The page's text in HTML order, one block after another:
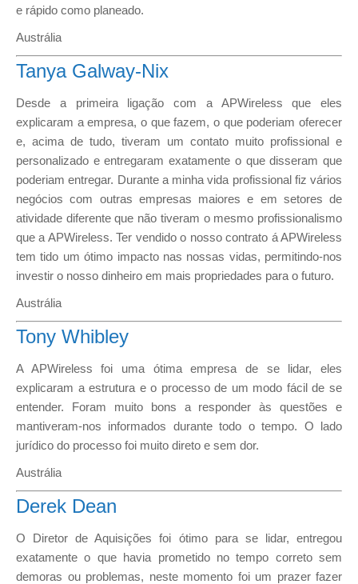
e rápido como planeado.
Austrália
Tanya Galway-Nix
Desde a primeira ligação com a APWireless que eles
explicaram a empresa, o que fazem, o que poderiam oferecer
e, acima de tudo, tiveram um contato muito profissional e
personalizado e entregaram exatamente o que disseram que
poderiam entregar. Durante a minha vida profissional fiz vários
negócios com outras empresas maiores e em setores de
atividade diferente que não tiveram o mesmo profissionalismo
que a APWireless. Ter vendido o nosso contrato á APWireless
tem tido um ótimo impacto nas nossas vidas, permitindo-nos
investir o nosso dinheiro em mais propriedades para o futuro.
Austrália
Tony Whibley
A APWireless foi uma ótima empresa de se lidar, eles
explicaram a estrutura e o processo de um modo fácil de se
entender. Foram muito bons a responder às questões e
mantiveram-nos informados durante todo o tempo. O lado
jurídico do processo foi muito direto e sem dor.
Austrália
Derek Dean
O Diretor de Aquisições foi ótimo para se lidar, entregou
exatamente o que havia prometido no tempo correto sem
demoras ou problemas, neste momento foi um prazer fazer